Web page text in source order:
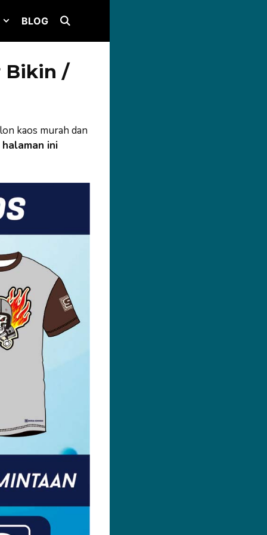
BLOG
Bikin /
kaos murah dan
ini